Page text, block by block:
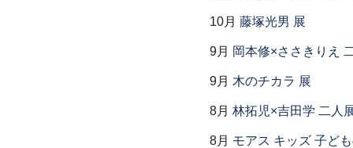
10月 藤塚光男 展
9月 岡本修×ささきりえ
9月 木のチカラ 展
8月 林拓児×吉田学 二人
8月 モアス キッズ 子ど